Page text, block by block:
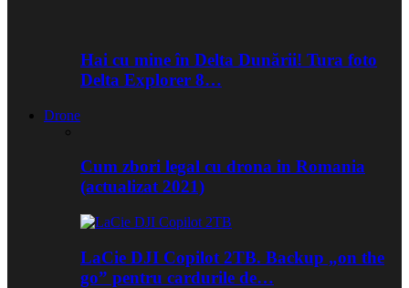
Hai cu mine în Delta Dunării! Tura foto
Delta Explorer 8…
Drone
Cum zbori legal cu drona in Romania
(actualizat 2021)
LaCie DJI Copilot 2TB. Backup „on the
go” pentru cardurile de…